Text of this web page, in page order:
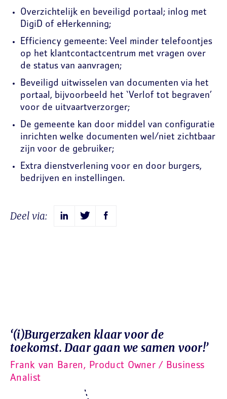
Overzichtelijk en beveiligd portaal; inlog met
DigiD of eHerkenning;
Efficiency gemeente: Veel minder telefoontjes
op het klantcontactcentrum met vragen over
de status van aanvragen;
Beveiligd uitwisselen van documenten via het
portaal, bijvoorbeeld het ‘Verlof tot begraven’
voor de uitvaartverzorger;
De gemeente kan door middel van configuratie
inrichten welke documenten wel/niet zichtbaar
zijn voor de gebruiker;
Extra dienstverlening voor en door burgers,
bedrijven en instellingen.
Deel via:
‘(i)Burgerzaken klaar voor de
toekomst. Daar gaan we samen voor!’
Frank van Baren, Product Owner / Business
Analist